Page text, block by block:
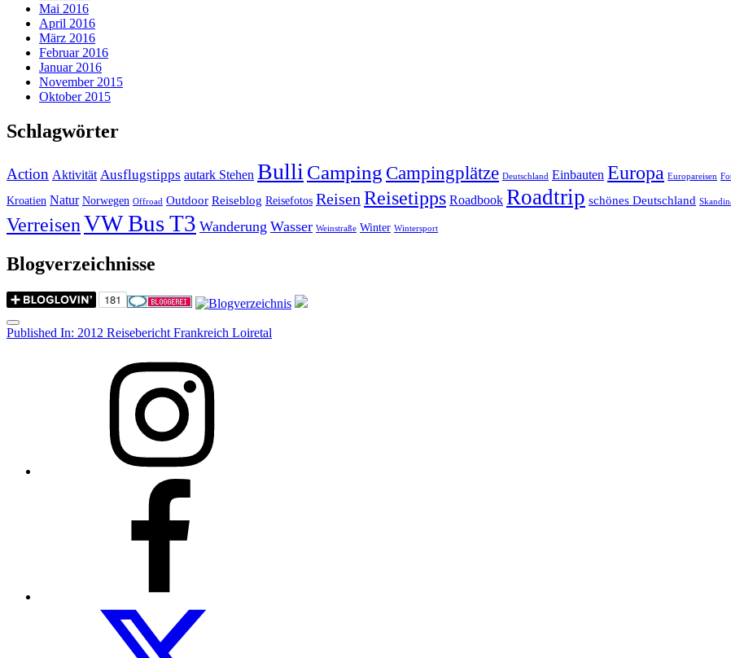
Mai 2016
April 2016
März 2016
Februar 2016
Januar 2016
November 2015
Oktober 2015
Schlagwörter
Action Aktivität Ausflugstipps autark Stehen BulliCamping Campingplätze Deutschland Einbauten Europa Europareisen
Kroatien Natur Norwegen Offroad Outdoor Reiseblog Reisefotos ReisenReisetipps Roadbook Roadtrip schönes Deutschland
VerreisenVW Bus T3 Wanderung Wasser Weinstraße Winter Wintersport
Blogverzeichnisse
Menu
Post
Published In: 2012 Reisebericht Frankreich Loiretal